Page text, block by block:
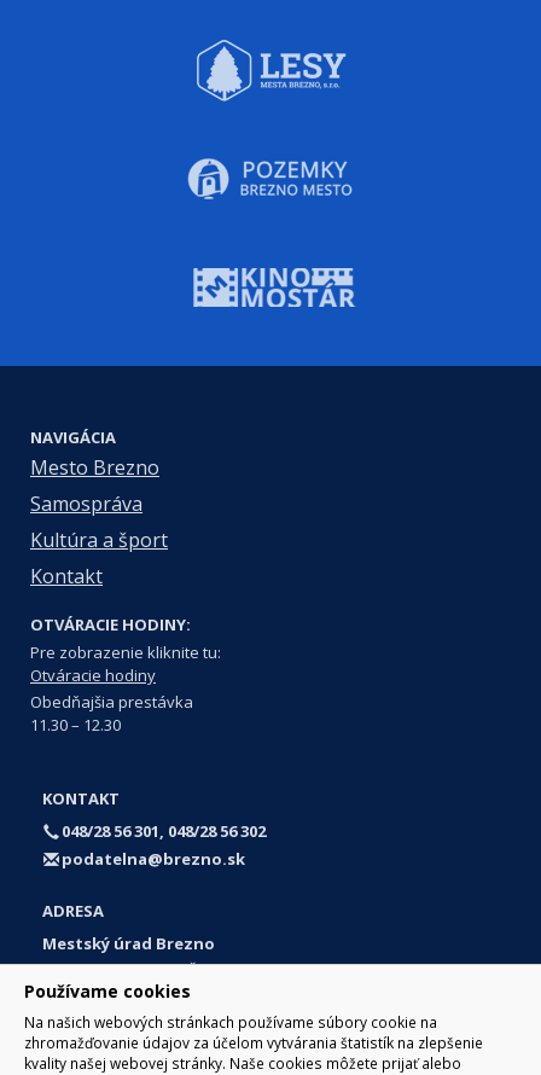
Používame cookies
Na našich webových stránkach používame súbory cookie na
zhromažďovanie údajov za účelom vytvárania štatistík na zlepšenie
kvality našej webovej stránky. Naše cookies môžete prijať alebo
NAVIGÁCIA
Mesto Brezno
Samospráva
Kultúra a šport
Kontakt
OTVÁRACIE HODINY:
Pre zobrazenie kliknite tu:
Otváracie hodiny
Obedňajšia prestávka
11.30 – 12.30
KONTAKT
048/28 56 301, 048/28 56 302
podatelna@brezno.sk
ADRESA
Mestský úrad Brezno
Námestie gen. M. R. Štefánika 1
977 01 Brezno
Slovakia (Slovak Republic)